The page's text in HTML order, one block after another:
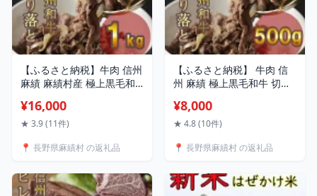
【ふるさと納税】牛肉 信州
麻績 麻績村産 極上黒毛和
（500g×2パック） 牛丼 肉
じゃが 炒め物 長野 清水牧
¥16,000
★ 3.9 (11件)
📍 長野県麻績村 の返礼品
【ふるさと納税】 牛肉 信
州 麻績 極上黒毛和牛 切り
炒め物 長野 清水牧場 訳あ
り 緊急支援品
¥8,000
★ 4.8 (10件)
📍 長野県麻績村 の返礼品